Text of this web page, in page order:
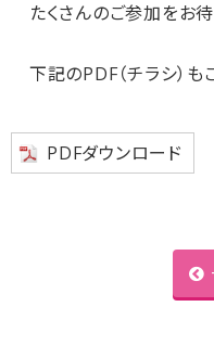
たくさんのご参加をお待
下記のPDF（チラシ）も
PDFダウンロード